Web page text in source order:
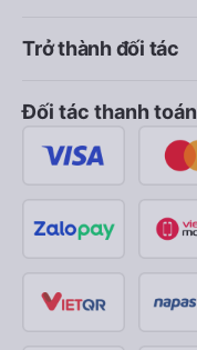
Trở thành đối tác
Đối tác thanh toán